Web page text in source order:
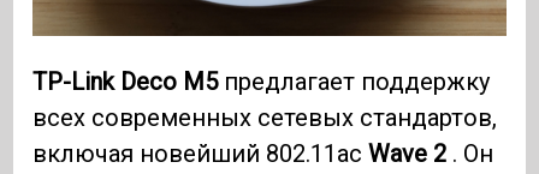
TP-Link Deco M5предлагает поддержку
всех современных сетевых стандартов,
включая новейший 802.11acWave 2 . Он